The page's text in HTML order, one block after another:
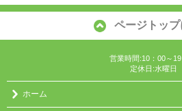
ページトップ
営業時間:10：00～
定休日:水曜日
ホーム